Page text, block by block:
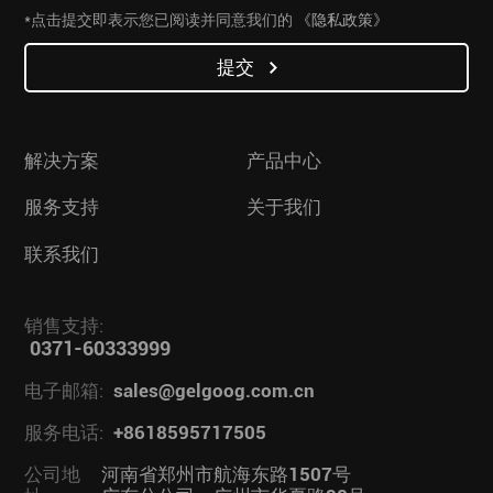
*点击提交即表示您已阅读并同意我们的 《隐私政策》
提交
解决方案 产品中心
服务支持 关于我们
联系我们
销售支持:
0371-60333999
电子邮箱: sales@gelgoog.com.cn
服务电话: +8618595717505
公司地
河南省郑州市航海东路1507号